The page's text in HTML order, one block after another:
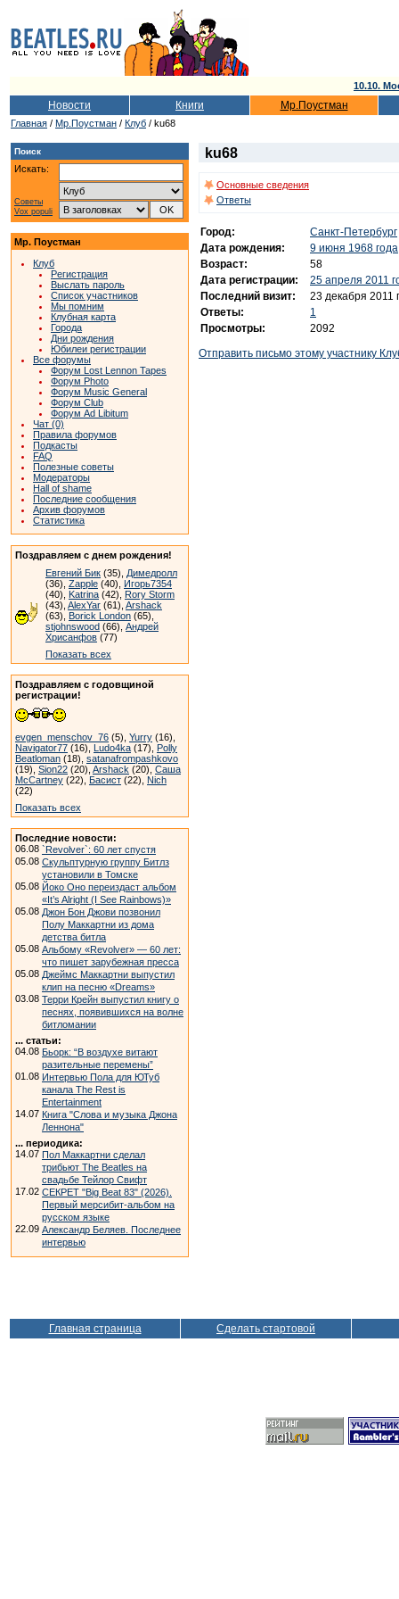
10.10.
Новости Книги Мр.Поустман
Главная / Мр.Поустман / Клуб / ku68
Поиск
Искать:
Советы
Vox populi
Мр. Поустман
Клуб
Регистрация
Выслать пароль
Список участников
Мы помним
Клубная карта
Города
Дни рождения
Юбилеи регистрации
Все форумы
Форум Lost Lennon Tapes
Форум Photo
Форум Music General
Форум Club
Форум Ad Libitum
Чат (0)
Правила форумов
Подкасты
FAQ
Полезные советы
Модераторы
Hall of shame
Последние сообщения
Архив форумов
Статистика
Поздравляем с днем рождения!
Евгений Бик (35), Димедролл
(36), Zapple (40), Игорь7354
(40), Katrina (42), Rory Storm
(43), AlexYar (61), Arshack
(63), Borick London (65),
stjohnswood (66), Андрей
Хрисанфов (77)
Показать всех
Поздравляем с годовщиной
регистрации!
evgen_menschov_76 (5), Yurry (16),
Navigator77 (16), Ludo4ka (17), Polly
Beatloman (18), satanafrompashkovo
(19), Sion22 (20), Arshack (20), Саша
McCartney (22), Басист (22), Nich
(22)
Показать всех
Последние новости:
06.08 `Revolver`: 60 лет спустя
05.08 Скульптурную группу Битлз
установили в Томске
05.08 Йоко Оно переиздаст альбом
«It’s Alright (I See Rainbows)»
05.08 Джон Бон Джови позвонил
Полу Маккартни из дома
детства битла
05.08 Альбому «Revolver» — 60 лет:
что пишет зарубежная пресса
05.08 Джеймс Маккартни выпустил
клип на песню «Dreams»
03.08 Терри Крейн выпустил книгу о
песнях, появившихся на волне
битломании
... статьи:
04.08 Бьорк: “В воздухе витают
разительные перемены”
01.08 Интервью Пола для ЮТуб
канала The Rest is
Entertainment
14.07 Книга "Слова и музыка Джона
Леннона"
... периодика:
14.07 Пол Маккартни сделал
трибьют The Beatles на
свадьбе Тейлор Свифт
17.02 СЕКРЕТ "Big Beat 83" (2026).
Первый мерсибит-альбом на
русском языке
22.09 Александр Беляев. Последнее
интервью
ku68
Основные сведения
Ответы
Город:
Санкт-Петербург
Дата рождения:
9 июня 1968 года
Возраст:
58
Дата регистрации:
25 апреля 2011
Последний визит:
23 декабря 2011
Ответы:
1
Просмотры:
2092
Отправить письмо этому участнику
Главная страница Сделать стартовой